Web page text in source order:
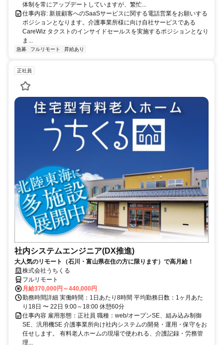
体制を常にアップデートしていますが、繁忙...
仕事内容: 新規顧客へのSaaSサービスに関する電話営業をお願いする
ポジションとなります。介護事業所様に向け自社サービスである
CareWiz タクストのインサイドセールスを実施するポジションとなり
ま...
急募 フルリモート 昇給あり
正社員
社内システムエンジニア(DX推進)
大人気のリモート（石川・富山県在住の方に限ります）で高月給！
株式会社うちくる
フルリモート
月給370,000円～440,000円
勤務時間詳細 実働時間：1日あたり8時間 平均勤務日数：1ヶ月あた
り18日 〜 22日 9:00～18:00 休憩60分
仕事内容 雇用形態：正社員 職種：web/オープンSE、組み込み制御
SE、汎用機SE 介護事業所向け社内システムの開発・運用・保守をお
任せします。 有料老人ホームの現場で使われる、介護記録・労務管
理...